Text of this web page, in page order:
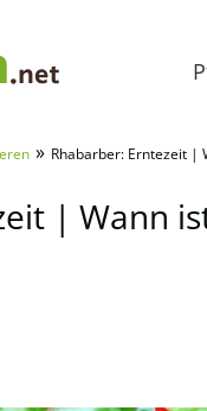
» Rhabarber: Erntezeit |
| Wann